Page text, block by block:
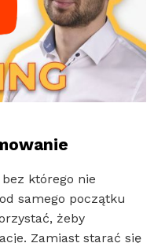
którego nie
samego początku
żeby
Zamiast starać się